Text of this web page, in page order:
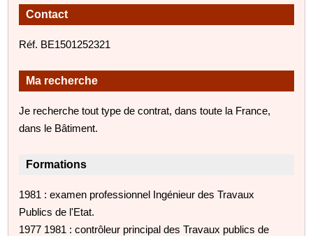
Contact
Réf. BE1501252321
Ma recherche
Je recherche tout type de contrat, dans toute la France,
dans le Bâtiment.
Formations
1981 : examen professionnel Ingénieur des Travaux
Publics de l'Etat.
1977 1981 : contrôleur principal des Travaux publics de